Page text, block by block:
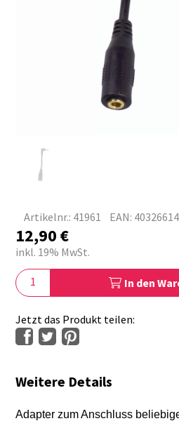
Artikelnr.: 41961 EAN:
12,90€
inkl. 19% MwSt.
In den
Jetzt das Produkt teilen:
Weitere Details
Adapter zum Anschluss